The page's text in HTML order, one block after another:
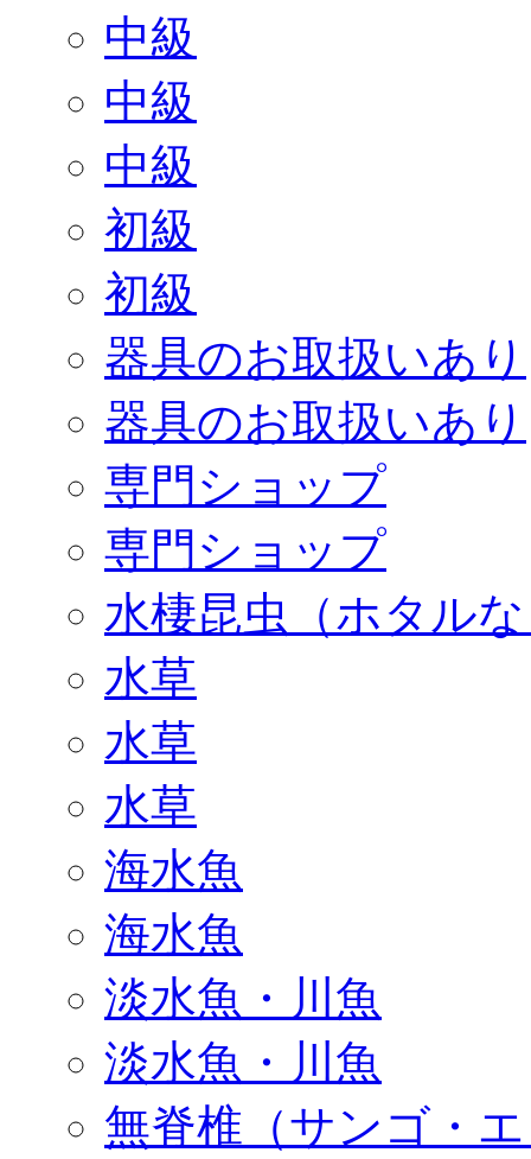
中級
中級
中級
初級
初級
器具のお取扱いあり
器具のお取扱いあり
専門ショップ
専門ショップ
水棲昆虫（ホタル
水草
水草
水草
海水魚
海水魚
淡水魚・川魚
淡水魚・川魚
無脊椎（サンゴ・